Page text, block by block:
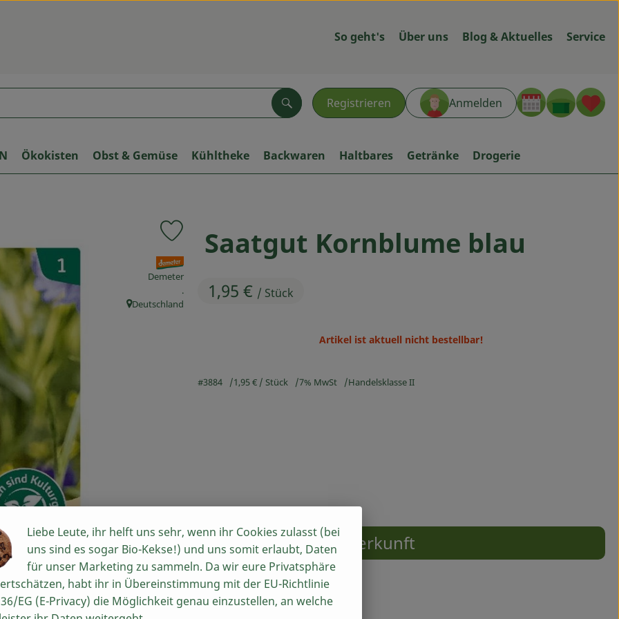
So geht's Über uns Blog & Aktuelles Service
Registrieren Anmelden
Suchen
Ökokisten Obst & Gemüse Kühltheke Backwaren Haltbares Getränke Drogerie
Saatgut Kornblume blau
1,95 € / Stück
Produkt zu Favouriten hinzufügen
, Verband:
Demeter
, Kontrollstelle:
.
, Herkunft:
Deutschland
Artikel ist aktuell nicht bestellbar!
#3884 1,95 € / Stück 7% MwSt Handelsklasse II
Rezepte
Herkunft
keine passenden Rezepte gefunden.
Liebe Leute, ihr helft uns sehr, wenn ihr Cookies zulasst (bei
uns sind es sogar Bio-Kekse!) und uns somit erlaubt, Daten
für unser Marketing zu sammeln. Da wir eure Privatsphäre
habt ihr in Übereinstimmung mit der EU-Richtlinie
EG (E-Privacy) die Möglichkeit genau einzustellen, an welche